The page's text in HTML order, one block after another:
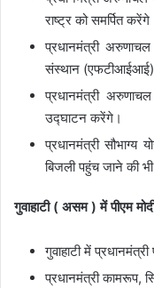
राष्ट्र को समर्पित
प्रधानमंत्री
संस्थान (एफटीआईआई)
प्रधानमंत्री
उद्घाटन करेंगे।
प्रधानमंत्री
बिजली पहुंच जाने की
गुवाहाटी ( असम ) में पीएम
गुवाहाटी में
प्रधानमंत्री कामरूप,